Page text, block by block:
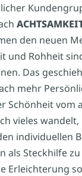
den neuen
Rohheit
Das
mehr
Schönheit vom
vieles
individuellen
Steckhilfe
Erleichterung